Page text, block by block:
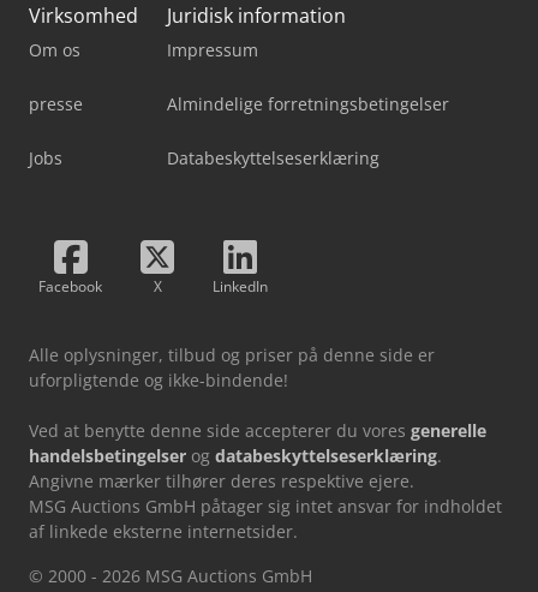
Virksomhed
Om os
presse
Jobs
Juridisk information
Impressum
Almindelige forretningsbetingelser
Databeskyttelseserklæring
Facebook X LinkedIn
Alle oplysninger, tilbud og priser på denne side er
uforpligtende og ikke-bindende!
Ved at benytte denne side accepterer du vores generelle
handelsbetingelser og databeskyttelseserklæring.
Angivne mærker tilhører deres respektive ejere.
MSG Auctions GmbH påtager sig intet ansvar for indholdet
af linkede eksterne internetsider.
© 2000 - 2026 MSG Auctions GmbH